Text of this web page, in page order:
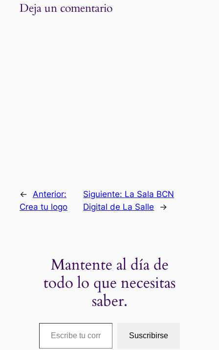
Deja un comentario
← Anterior:
Crea tu logo
Siguiente: La Sala BCN
Digital de La Salle
→
Mantente al día de
todo lo que necesitas
saber.
Escribe tu correo electrónico…
Suscribirse